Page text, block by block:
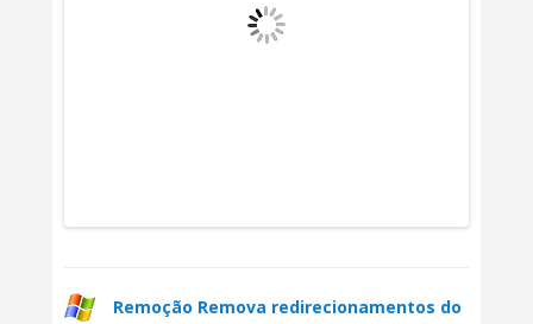
Remoção Remova redirecionamentos do